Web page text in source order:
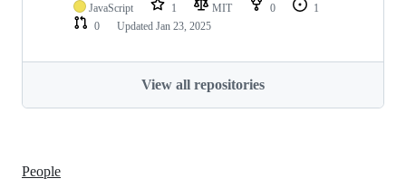
JavaScript 1 MIT 0
1
0
Updated Jan 23, 2025
View all repositories
People